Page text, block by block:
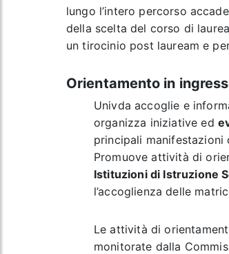
lungo l’intero percorso
della scelta del corso di
un tirocinio post lauream e
Orientamento in
Univda accoglie e
organizza iniziative ed
principali manifestazioni
Promuove attività di
Istituzioni di Istruzione
l’accoglienza delle
Le attività di
monitorate dalla